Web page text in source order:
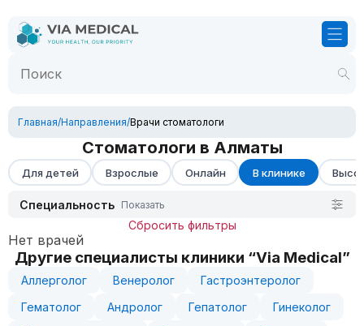
Главная/Направления/Врачи стоматологи
Стоматологи в Алматы
Для детей Взрослые Онлайн В клинике
Специальность Показать
Сбросить фильтры
Нет врачей
Другие специалисты клиники “Via Medical”
Аллерголог Венеролог
Гастроэнтеролог
Гематолог
Андролог Гепатолог
Гинеколог